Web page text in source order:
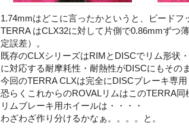
1.74mmはどこに言ったかというと、ビードフ
TERRA はCLX32に対して片側で0.86mmずつ
定誤差）。
既存のCLXシリーズはRIMとDISCでリム形状
に対応する耐摩耗性・耐熱性がDISCにもその
今回のTERRA CLXは完全にDISCブレーキ専
恐らくこれからのROVALリムはこのTERRA
リムブレーキ用ホイールは・・・・
わざわざ作り分けるかなぁ。。。。と。